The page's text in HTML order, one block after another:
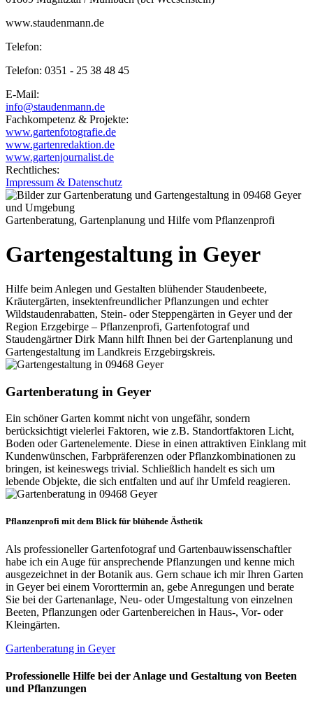
www.staudenmann.de
Telefon:
Telefon: 0351 - 25 38 48 45
E-Mail:
info@staudenmann.de
Fachkompetenz & Projekte:
www.gartenfotografie.de
www.gartenredaktion.de
www.gartenjournalist.de
Rechtliches:
Impressum & Datenschutz
Gartenberatung, Gartenplanung und Hilfe vom Pflanzenprofi
Gartengestaltung in Geyer
Hilfe beim Anlegen und Gestalten blühender Staudenbeete,
Kräutergärten, insektenfreundlicher Pflanzungen und echter
Wildstaudenrabatten, Stein- oder Steppengärten in Geyer und der
Region Erzgebirge – Pflanzenprofi, Gartenfotograf und
Staudengärtner Dirk Mann hilft Ihnen bei der Gartenplanung und
Gartengestaltung im Landkreis Erzgebirgskreis.
Gartenberatung in Geyer
Ein schöner Garten kommt nicht von ungefähr, sondern
berücksichtigt vielerlei Faktoren, wie z.B. Standortfaktoren Licht,
Boden oder Gartenelemente. Diese in einen attraktiven Einklang mit
Kundenwünschen, Farbpräferenzen oder Pflanzkombinationen zu
bringen, ist keineswegs trivial. Schließlich handelt es sich um
lebende Objekte, die sich entfalten und auf ihr Umfeld reagieren.
Pflanzenprofi mit dem Blick für blühende Ästhetik
Als professioneller Gartenfotograf und Gartenbauwissenschaftler
habe ich ein Auge für ansprechende Pflanzungen und kenne mich
ausgezeichnet in der Botanik aus. Gern schaue ich mir Ihren Garten
in Geyer bei einem Vororttermin an, gebe Anregungen und berate
Sie bei der Gartenanlage, Neu- oder Umgestaltung von einzelnen
Beeten, Pflanzungen oder Gartenbereichen in Haus-, Vor- oder
Kleingärten.
Gartenberatung in Geyer
Professionelle Hilfe bei der Anlage und Gestaltung von Beeten
und Pflanzungen